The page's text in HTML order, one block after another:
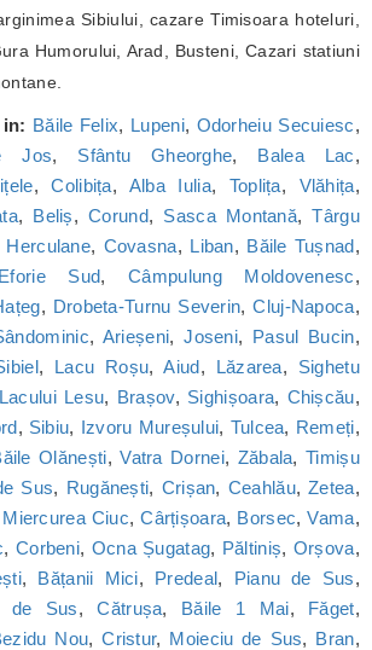
Sibiului, cazare Timisoara hoteluri,
Humorului, Arad, Busteni, Cazari statiuni
Băile Felix, Lupeni, Odorheiu Secuiesc,
Jos, Sfântu Gheorghe, Balea Lac,
,Colibița, Alba Iulia, Toplița, Vlăhița,
, Beliș,Corund, Sasca Montană,Târgu
Herculane, Covasna, Liban, Băile Tușnad,
Eforie Sud,Câmpulung Moldovenesc,
, Drobeta-Turnu Severin,Cluj-Napoca,
, Arieșeni,Joseni, Pasul Bucin,
, Lacu Roșu,Aiud, Lăzarea, Sighetu
Lesu, Brașov, Sighișoara, Chișcău,
, Sibiu, Izvoru Mureșului, Tulcea, Remeți,
Olănești,Vatra Dornei, Zăbala,Timișu
Sus, Rugănești, Crișan, Ceahlău,Zetea,
Miercurea Ciuc,Cârțișoara, Borsec,Vama,
, Corbeni, Ocna Șugatag, Păltiniș, Orșova,
, Bățanii Mici, Predeal, Pianu de Sus,
de Sus,Cătrușa, Băile 1 Mai, Făget,
Nou,Cristur, Moieciu de Sus, Bran,